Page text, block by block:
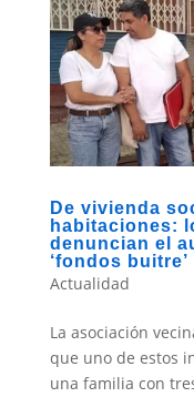
De vivienda
habitaciones:
denuncian el
‘fondos buitre’
Actualidad
La asociación
que uno de estos
una familia con